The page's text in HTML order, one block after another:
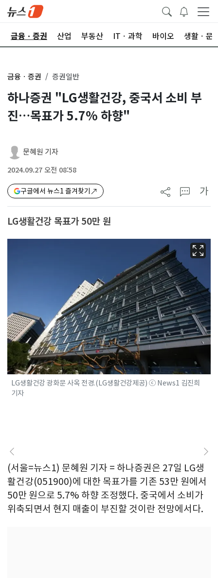
금융ㆍ증권 산업 부동산 ITㆍ과학 바이오 생활ㆍ문
금융ㆍ증권 증권일반
하나증권 "LG생활건강, 중국서 소비 부
진…목표가 5.7% 하향"
문혜원 기자
2024.09.27 오전 08:58
구글에서 뉴스1 즐겨찾기 가
LG생활건강 목표가 50만 원
LG생활건강 광화문 사옥 전경.(LG생활건강제공) ⓒ News1 김진희
기자
(서울=뉴스1) 문혜원 기자 = 하나증권은 27일 LG생
활건강(051900)에 대한 목표가를 기존 53만 원에서
50만 원으로 5.7% 하향 조정했다. 중국에서 소비가
위축되면서 현지 매출이 부진할 것이란 전망에서다.